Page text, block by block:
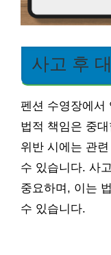
사고 후
펜션 수영장에서
법적 책임은 중
위반 시에는 관
수 있습니다. 사
중요하며, 이는
수 있습니다.